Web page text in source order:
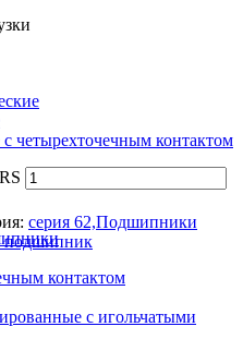
четырехточечным контактом
контактом
с игольчатыми
серия 62,Подшипники
подшипник